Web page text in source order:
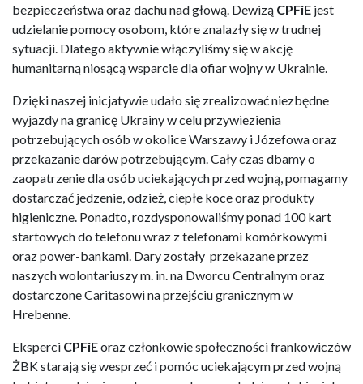
bezpieczeństwa oraz dachu nad głową. Dewizą CPFiE jest
udzielanie pomocy osobom, które znalazły się w trudnej
sytuacji. Dlatego aktywnie włączyliśmy się w akcję
humanitarną niosącą wsparcie dla ofiar wojny w Ukrainie.
Dzięki naszej inicjatywie udało się zrealizować niezbędne
wyjazdy na granicę Ukrainy w celu przywiezienia
potrzebujących osób w okolice Warszawy i Józefowa oraz
przekazanie darów potrzebującym. Cały czas dbamy o
zaopatrzenie dla osób uciekających przed wojną, pomagamy
dostarczać jedzenie, odzież, ciepłe koce oraz produkty
higieniczne. Ponadto, rozdysponowaliśmy ponad 100 kart
startowych do telefonu wraz z telefonami komórkowymi
oraz power-bankami. Dary zostały przekazane przez
naszych wolontariuszy m. in. na Dworcu Centralnym oraz
dostarczone Caritasowi na przejściu granicznym w
Hrebenne.
Eksperci CPFiEoraz członkowie społeczności frankowiczów
ŻBK starają się wesprzeć i pomóc uciekającym przed wojną